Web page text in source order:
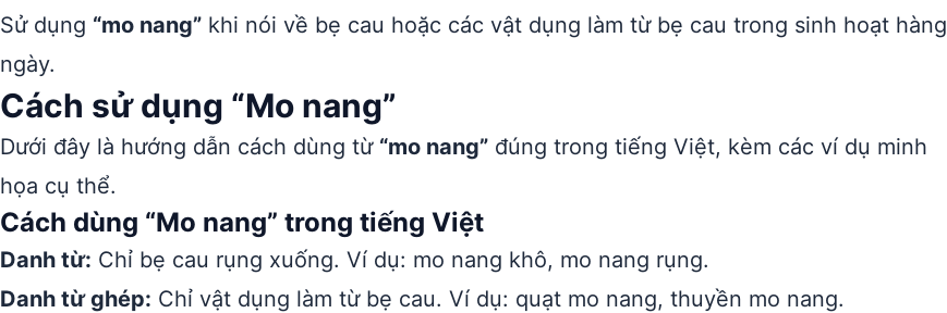
Sử dụng “mo nang” khi nói về bẹ cau hoặc các vật dụng làm từ bẹ cau trong sinh hoạt hàng
ngày.
Cách sử dụng “Mo nang”
Dưới đây là hướng dẫn cách dùng từ “mo nang” đúng trong tiếng Việt, kèm các ví dụ minh
họa cụ thể.
Cách dùng “Mo nang” trong tiếng Việt
Danh từ: Chỉ bẹ cau rụng xuống. Ví dụ: mo nang khô, mo nang rụng.
Danh từ ghép: Chỉ vật dụng làm từ bẹ cau. Ví dụ: quạt mo nang, thuyền mo nang.